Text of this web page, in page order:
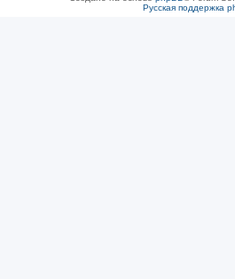
Русская поддержка